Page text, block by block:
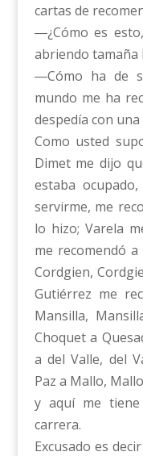
cartas de
―¿Cómo es
abriendo tamaña
―Cómo ha de
mundo me ha
despedía con
Como usted
Dimet me dijo
estaba
servirme, me
lo hizo; Varela
me recomendó
Cordgien,
Gutiérrez me
Mansilla,
Choquet a
a del Valle, del
Paz a Mallo,
y aquí me
carrera.
Excusado es